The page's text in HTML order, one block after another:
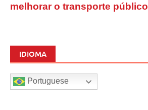
melhorar o transporte público
IDIOMA
Portuguese